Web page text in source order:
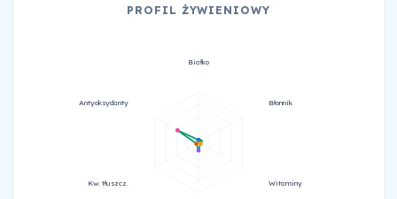
PROFIL ŻYWIENIOWY
Białko
Błonnik
Witaminy
Kw. tłuszcz.
Antyoksydanty